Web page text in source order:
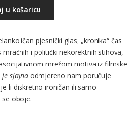
u košaricu
pjesnički glas, „kronika“ čas
i politički nekorektnih stihova,
mrežom motiva iz filmske
je sjajna odmjereno nam poručuje
li diskretno ironičan ili samo
se oboje.